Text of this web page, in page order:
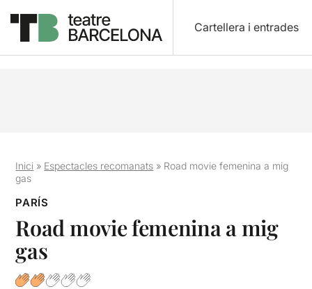
Cartellera i entrades
Inici » Espectacles recomanats » Road movie femenina a mig
gas
PARÍS
Road movie femenina a mig
gas